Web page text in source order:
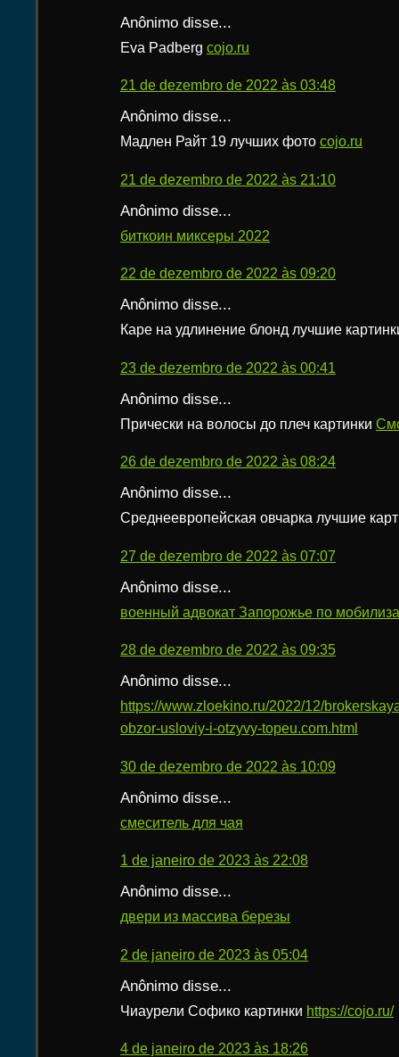
Anônimo disse...
Eva Padberg cojo.ru
21 de dezembro de 2022 às 03:48
Anônimo disse...
Мадлен Райт 19 лучших фото cojo.ru
21 de dezembro de 2022 às 21:10
Anônimo disse...
биткоин миксеры 2022
22 de dezembro de 2022 às 09:20
Anônimo disse...
Каре на удлинение блонд лучшие
23 de dezembro de 2022 às 00:41
Anônimo disse...
Прически на волосы до плеч картинки
26 de dezembro de 2022 às 08:24
Anônimo disse...
Среднеевропейская овчарка лучшие
27 de dezembro de 2022 às 07:07
Anônimo disse...
военный адвокат Запорожье по
28 de dezembro de 2022 às 09:35
Anônimo disse...
https://www.zloekino.ru/2022/12/
obzor-usloviy-i-otzyvy-topeu.com.html
30 de dezembro de 2022 às 10:09
Anônimo disse...
смеситель для чая
1 de janeiro de 2023 às 22:08
Anônimo disse...
двери из массива березы
2 de janeiro de 2023 às 05:04
Anônimo disse...
Чиаурели Софико картинки https://cojo.ru/
4 de janeiro de 2023 às 18:26